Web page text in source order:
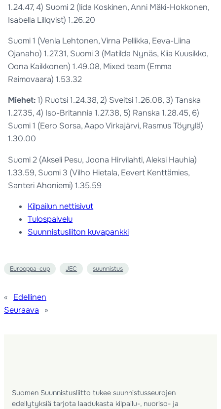
1.24.47, 4) Suomi 2 (Iida Koskinen, Anni Mäki-Hokkonen,
Isabella Lillqvist) 1.26.20
Suomi 1 (Venla Lehtonen, Virna Pellikka, Eeva-Liina
Ojanaho) 1.27.31, Suomi 3 (Matilda Nynäs, Kiia Kuusikko,
Oona Kaikkonen) 1.49.08, Mixed team (Emma
Raimovaara) 1.53.32
Miehet:1) Ruotsi 1.24.38, 2) Sveitsi 1.26.08, 3) Tanska
1.27.35, 4) Iso-Britannia 1.27.38, 5) Ranska 1.28.45, 6)
Suomi 1 (Eero Sorsa, Aapo Virkajärvi, Rasmus Töyrylä)
1.30.00
Suomi 2 (Akseli Pesu, Joona Hirvilahti, Aleksi Hauhia)
1.33.59, Suomi 3 (Vilho Hietala, Eevert Kenttämies,
Santeri Ahoniemi) 1.35.59
Kilpailun nettisivut
Tulospalvelu
Suunnistusliiton kuvapankki
Eurooppa-cup JEC suunnistus
«
Edellinen
Seuraava
»
Suomen Suunnistusliitto tukee suunnistusseurojen
edellytyksiä tarjota laadukasta kilpailu-, nuoriso- ja